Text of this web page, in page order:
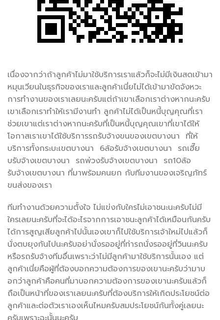
เนื่องจากว่าถ้าลูกค้าไม่มาใช้บริการเราแล้วก็จะไม่มีเงินสดเข้ามา
หมุนเวียนในธุรกิจของเราและลูกค้าเนี่ยไม่ได้เข้ามาขัดจังหวะ
การทำงานของเราเลยนะครับแต่ถ้าเขาเลือกเราต่างหากนะครับ
เขาเลือกเราทำให้เรามีงานทำ ลูกค้าไม่ได้เป็นหนี้บุญคุณที่เรา
ช่วยเขาแต่เราต่างหากนะครับที่เป็นหนี้บุญคุณเขาที่เขาได้ให้
โอกาสเราเขาได้ใช้บริการรถรับจ้างขนของเขตบางนา ที่ให้
บริการทั้งกระบะเขตบางนา 6ล้อรับจ้างเขตบางนา รถเฮี๊ย
บรับจ้างเขตบางนา รถพ่วงรับจ้างเขตบางนา รถ10ล้อ
รับจ้างเขตบางนา ที่มาพร้อมคนยก กับทีมงานของเจริญภัทร์
ขนส่งของเรา
ทีมทำงานด้วยความตั้งใจ ไม่แข่งกับใครไม่เอาชนะนะครับไม่มี
ใครเลยนะครับที่จะได้อะไรจากการเอาชนะลูกค้าได้เหมือนกันครับ
ได้การสูญเสียลูกค้าไปนั้นเองเขาก็ไปใช้บริการเจ้าใหม่ไปแล้วก็
นั่งตบยุงกันไปนะครับอย่านั่งรออยู่ที่ท่ารถนั่งรออยู่ที่วินนะครับ
หรือรถรับจ้างทีมอื่นเพราะว่าไม่มีลูกค้ามาใช้บริการนั้นเอง แต่
ลูกค้าเนี่ยคือผู้ที่ต้องบอกความต้องการของเขานะครับว่ามาบ
อกว่าลูกค้าคือคนที่มาบอกความต้องการของเขานะครับแล้วก็
ถือเป็นหน้าที่ของเราเลยนะครับที่ต้องบริการให้เกิดประโยชน์ต่อ
ลูกค้าและต่อตัวเราเองเห็นไหมครับสมประโยชน์กันทั้งคู่เลยนะ